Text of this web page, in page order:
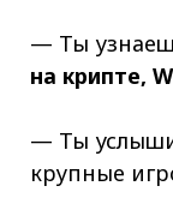
— Ты
на крипте,
— Ты
крупные